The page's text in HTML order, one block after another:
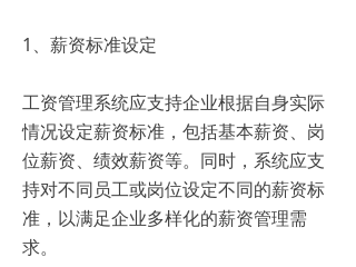
1、薪资标准设定
工资管理系统应支持企业根据自身实际
情况设定薪资标准，包括基本薪资、岗
位薪资、绩效薪资等。同时，系统应支
持对不同员工或岗位设定不同的薪资标
准，以满足企业多样化的薪资管理需
求。